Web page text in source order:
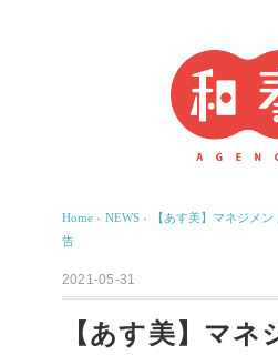
Home › NEWS ›
【あす美】マネジメ
告
2021-05-31
【あす美】マネ